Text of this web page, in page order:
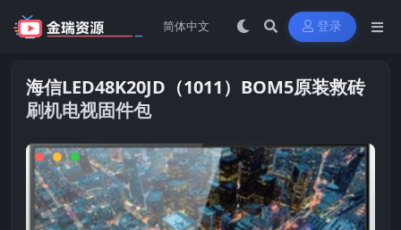
登录
海信LED48K20JD（1011）BOM5原装救砖
刷机电视固件包